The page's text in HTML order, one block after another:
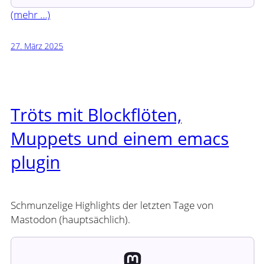
(mehr …)
27. März 2025
Tröts mit Blockflöten,
Muppets und einem emacs
plugin
Schmunzelige Highlights der letzten Tage von
Mastodon (hauptsächlich).